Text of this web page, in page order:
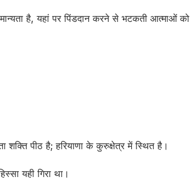
है, यहां पर पिंडदान करने से भटकती आत्माओं को
शक्ति पीठ है; हरियाणा के कुरुक्षेत्र में स्थित है।
यही गिरा था।